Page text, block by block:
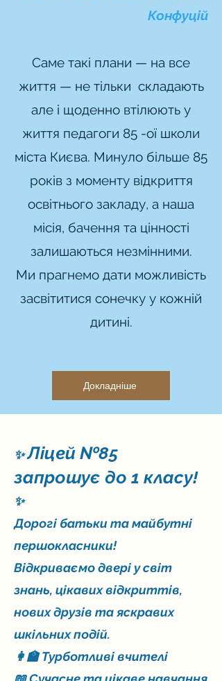
Конфуцій
Саме такі плани — на все
життя — не тільки складають
але і щоденно втілюють у
життя педагоги 85 -ої школи
міста Києва. Минуло більше 85
років з моменту відкриття
освітнього закладу, а наша
місія, бачення та цінності
залишаються незмінними.
Ми прагнемо дати можливість
засвітитися сонечку у кожній
дитині.
Докладніше
✨Ліцей №85
запрошує до 1 класу!
✨
Дорогі батьки та майбутні
першокласники!
Відкриваємо двері у світ
знань, цікавих відкриттів,
нових друзів та яскравих
шкільних подій.
👩‍🏫 Турботливі вчителі